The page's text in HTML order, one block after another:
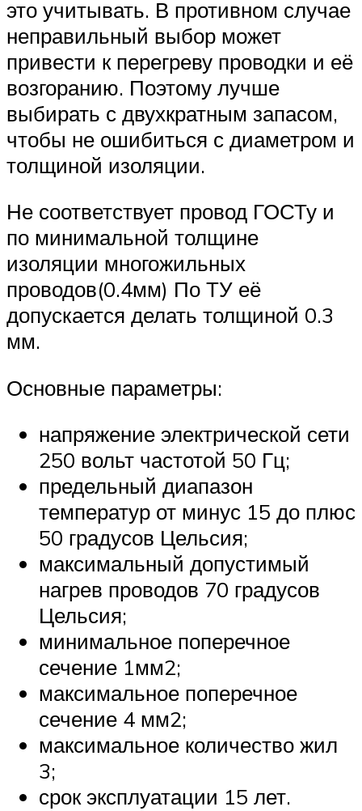
это учитывать. В противном случае
неправильный выбор может
привести к перегреву проводки и её
возгоранию. Поэтому лучше
выбирать с двухкратным запасом,
чтобы не ошибиться с диаметром и
толщиной изоляции.
Не соответствует провод ГОСТу и
по минимальной толщине
изоляции многожильных
проводов(0.4мм) По ТУ её
допускается делать толщиной 0.3
мм.
Основные параметры:
напряжение электрической сети
250 вольт частотой 50 Гц;
предельный диапазон
температур от минус 15 до плюс
50 градусов Цельсия;
максимальный допустимый
нагрев проводов 70 градусов
Цельсия;
минимальное поперечное
сечение 1мм2;
максимальное поперечное
сечение 4 мм2;
максимальное количество жил
3;
срок эксплуатации 15 лет.